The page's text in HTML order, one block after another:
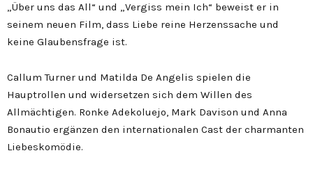
„Über uns das All“ und „Vergiss mein Ich“ beweist er in
seinem neuen Film, dass Liebe reine Herzenssache und
keine Glaubensfrage ist.
Callum Turner und Matilda De Angelis spielen die
Hauptrollen und widersetzen sich dem Willen des
Allmächtigen. Ronke Adekoluejo, Mark Davison und Anna
Bonautio ergänzen den internationalen Cast der charmanten
Liebeskomödie.